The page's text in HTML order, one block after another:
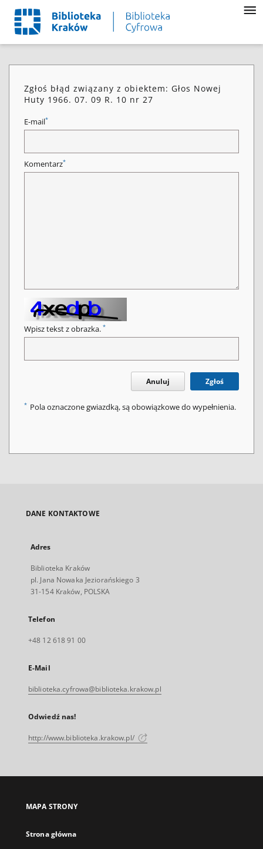
Zgłoś błąd związany z obiektem: Głos Nowej
Huty 1966. 07. 09 R. 10 nr 27
E-mail*
Komentarz*
Wpisz tekst z obrazka. *
Anuluj Zgłoś
* Pola oznaczone gwiazdką, są obowiązkowe do wypełnienia.
DANE KONTAKTOWE
Adres
Biblioteka Kraków
pl. Jana Nowaka Jeziorańskiego 3
31-154 Kraków, POLSKA
Telefon
+48 12 618 91 00
E-Mail
biblioteka.cyfrowa@biblioteka.krakow.pl
Odwiedź nas!
http://www.biblioteka.krakow.pl/
MAPA STRONY
Strona główna